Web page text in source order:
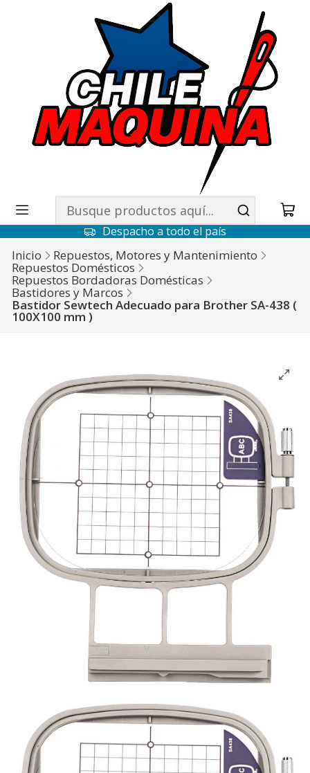
Despacho a todo el país
Inicio Repuestos, Motores y Mantenimiento
Repuestos Domésticos
Repuestos Bordadoras Domésticas
Bastidores y Marcos
Bastidor Sewtech Adecuado para Brother SA-438 (
100X100 mm )